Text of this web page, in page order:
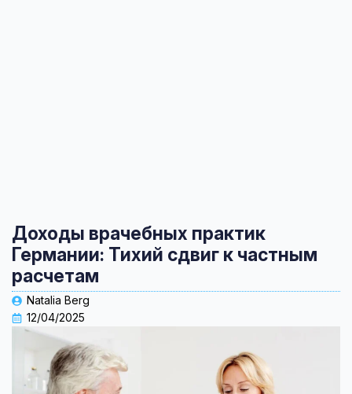
Доходы врачебных практик
Германии: Тихий сдвиг к частным
расчетам
Natalia Berg
12/04/2025